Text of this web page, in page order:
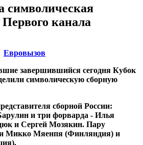
символическая
канала
Евровызов
завершившийся сегодня Кубок
символическую сборную
сборной России:
и три форварда - Илья
и Сергей Мозякин. Пару
Микко Мяенпя (Финляндия) и